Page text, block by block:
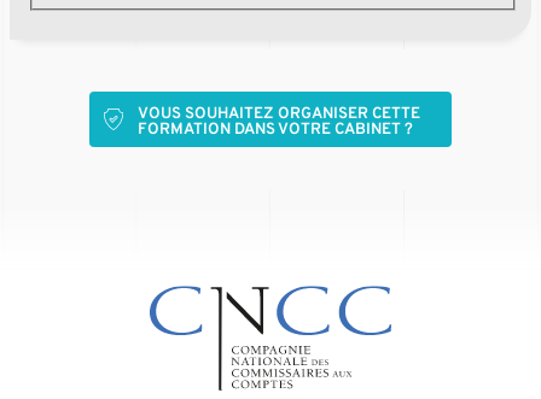
VOUS SOUHAITEZ ORGANISER CETTE
FORMATION DANS VOTRE CABINET ?